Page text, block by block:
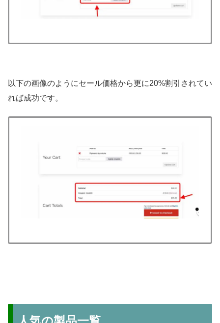
以下の画像のようにセール価格から更に20%割引されてい
れば成功です。